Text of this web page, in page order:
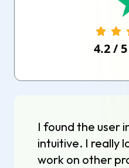
4.2/ 5
I found the user
intuitive. I really
work on other